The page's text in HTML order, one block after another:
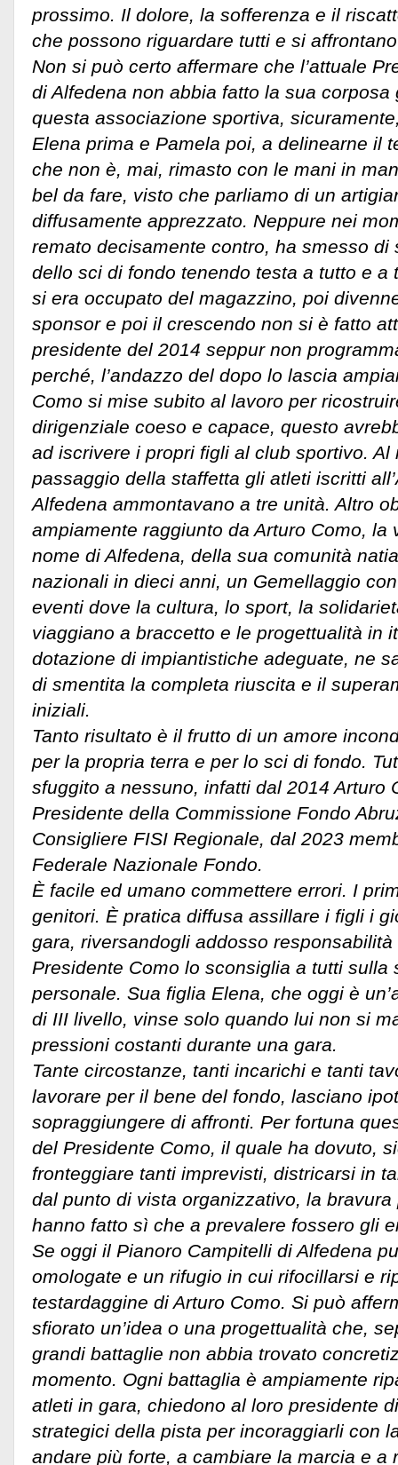
prossimo. Il dolore, la sofferenza e il
che possono riguardare tutti e si
Non si può certo affermare che l’attuale
di Alfedena non abbia fatto la sua
questa associazione sportiva,
Elena prima e Pamela poi, a delinearne il
che non è, mai, rimasto con le mani in
bel da fare, visto che parliamo di un
diffusamente apprezzato. Neppure nei
remato decisamente contro, ha smesso di
dello sci di fondo tenendo testa a tutto e a
si era occupato del magazzino, poi
sponsor e poi il crescendo non si è fatto
presidente del 2014 seppur non
perché, l’andazzo del dopo lo lascia
Como si mise subito al lavoro per
dirigenziale coeso e capace, questo
ad iscrivere i propri figli al club sportivo. Al
passaggio della staffetta gli atleti iscritti
Alfedena ammontavano a tre unità. Altro
ampiamente raggiunto da Arturo Como, la
nome di Alfedena, della sua comunità
nazionali in dieci anni, un Gemellaggio
eventi dove la cultura, lo sport, la
viaggiano a braccetto e le progettualità in
dotazione di impiantistiche adeguate, ne
di smentita la completa riuscita e il
iniziali.
Tanto risultato è il frutto di un amore
per la propria terra e per lo sci di fondo.
sfuggito a nessuno, infatti dal 2014 Arturo
Presidente della Commissione Fondo
Consigliere FISI Regionale, dal 2023
Federale Nazionale Fondo.
È facile ed umano commettere errori. I
genitori. È pratica diffusa assillare i figli i
gara, riversandogli addosso
Presidente Como lo sconsiglia a tutti sulla
personale. Sua figlia Elena, che oggi è
di III livello, vinse solo quando lui non si
pressioni costanti durante una gara.
Tante circostanze, tanti incarichi e tanti
lavorare per il bene del fondo, lasciano
sopraggiungere di affronti. Per fortuna
del Presidente Como, il quale ha dovuto,
fronteggiare tanti imprevisti, districarsi in
dal punto di vista organizzativo, la
hanno fatto sì che a prevalere fossero gli
Se oggi il Pianoro Campitelli di Alfedena
omologate e un rifugio in cui rifocillarsi e
testardaggine di Arturo Como. Si può
sfiorato un’idea o una progettualità che,
grandi battaglie non abbia trovato
momento. Ogni battaglia è ampiamente
atleti in gara, chiedono al loro presidente
strategici della pista per incoraggiarli con
andare più forte, a cambiare la marcia e a